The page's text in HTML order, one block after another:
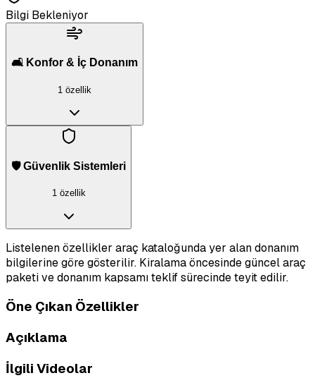
Bilgi Bekleniyor
🛋️ Konfor & İç Donanım
1 özellik
🛡️ Güvenlik Sistemleri
1 özellik
Listelenen özellikler araç kataloğunda yer alan donanım
bilgilerine göre gösterilir. Kiralama öncesinde güncel araç
paketi ve donanım kapsamı teklif sürecinde teyit edilir.
Öne Çıkan Özellikler
Açıklama
İlgili Videolar